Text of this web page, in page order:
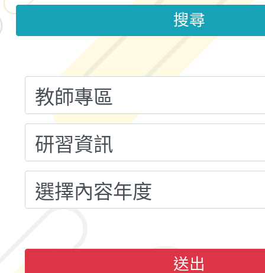
年八月份教師研習
國立成功大學辦理「台
融平台-教案暨教學示
115學年度「學習扶助
計畫子計畫十一-2：國
小時認證研習計畫」
115年度「教育部表揚
義教育推展貢獻獎」實
搜尋
送出